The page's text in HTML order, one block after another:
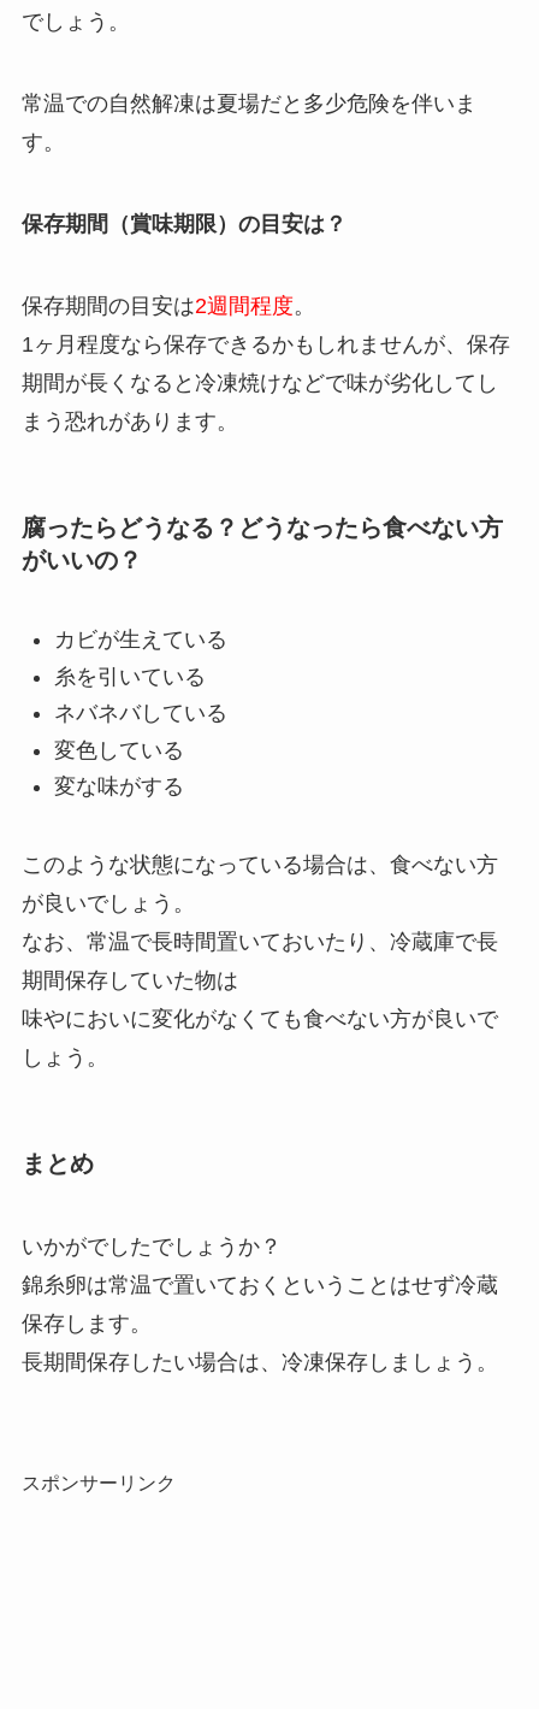
でしょう。
常温での自然解凍は夏場だと多少危険を伴いま
す。
保存期間（賞味期限）の目安は？
保存期間の目安は2週間程度。
1ヶ月程度なら保存できるかもしれませんが、保存
期間が長くなると冷凍焼けなどで味が劣化してし
まう恐れがあります。
腐ったらどうなる？どうなったら食べない方
がいいの？
カビが生えている
糸を引いている
ネバネバしている
変色している
変な味がする
このような状態になっている場合は、食べない方
が良いでしょう。
なお、常温で長時間置いておいたり、冷蔵庫で長
期間保存していた物は
味やにおいに変化がなくても食べない方が良いで
しょう。
まとめ
いかがでしたでしょうか？
錦糸卵は常温で置いておくということはせず冷蔵
保存します。
長期間保存したい場合は、冷凍保存しましょう。
スポンサーリンク